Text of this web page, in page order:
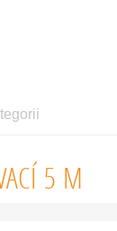
5 M